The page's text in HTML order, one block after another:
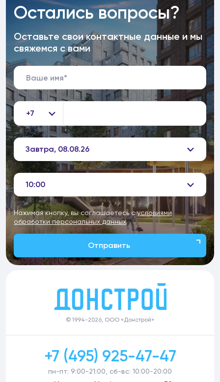
Остались вопросы?
Оставьте свои контактные данные и мы
свяжемся с вами
+7
Завтра, 08.08.26
10:00
Нажимая кнопку, вы соглашаетесь сусловиями
обработки персональных данных
Отправить
© 1994-2026, ООО «Донстрой»
+7 (495) 925-47-47
пн-пт: 9:00-21:00, сб-вс: 10:00-20:00